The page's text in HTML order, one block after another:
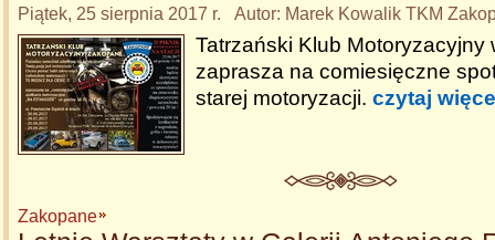
Piątek, 25 sierpnia 2017 r. Autor: Marek Kowalik TKM
Tatrzański Klub Motoryzacyjny
zaprasza na comiesięczne
starej motoryzacji. czytaj
Zakopane